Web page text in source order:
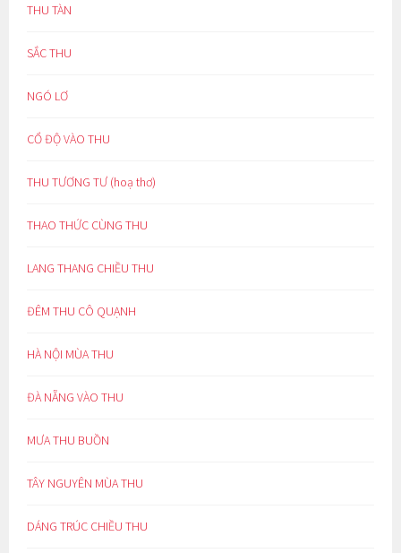
THU TÀN
SẮC THU
NGÓ LƠ
CỔ ĐỘ VÀO THU
THU TƯƠNG TƯ (hoạ thơ)
THAO THỨC CÙNG THU
LANG THANG CHIỀU THU
ĐÊM THU CÔ QUẠNH
HÀ NỘI MÙA THU
ĐÀ NẴNG VÀO THU
MƯA THU BUỒN
TÂY NGUYÊN MÙA THU
DÁNG TRÚC CHIỀU THU